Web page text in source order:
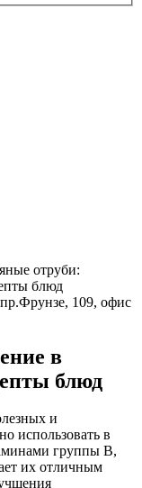
отруби:
блюд
пр.Фрунзе, 109, офис
в
блюд
и
использовать в
группы B,
их отличным